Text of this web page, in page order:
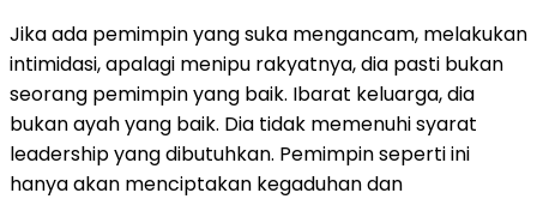
Jika ada pemimpin yang suka mengancam, melakukan
intimidasi, apalagi menipu rakyatnya, dia pasti bukan
seorang pemimpin yang baik. Ibarat keluarga, dia
bukan ayah yang baik. Dia tidak memenuhi syarat
leadership yang dibutuhkan. Pemimpin seperti ini
hanya akan menciptakan kegaduhan dan